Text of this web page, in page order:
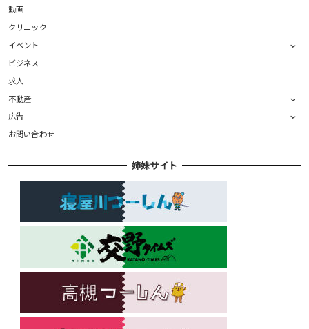
動画
クリニック
イベント
ビジネス
求人
不動産
広告
お問い合わせ
姉妹サイト